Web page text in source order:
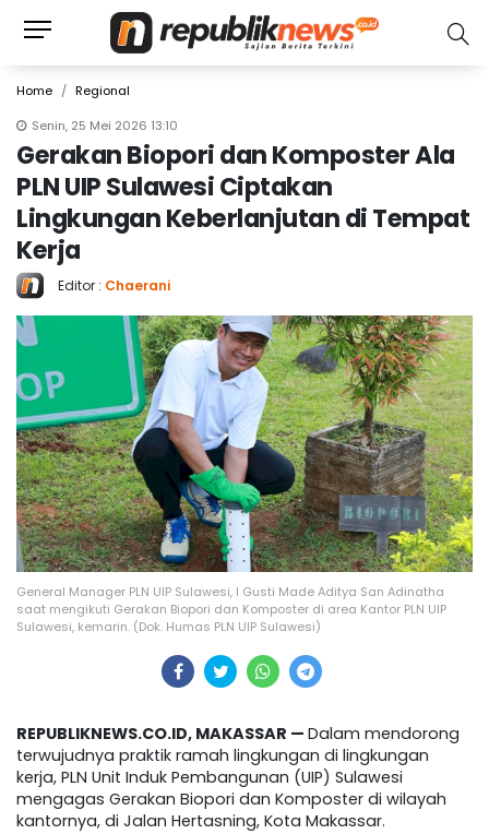
Home
Regional
Senin, 25 Mei 2026 13:10
Gerakan Biopori dan Komposter Ala
PLN UIP Sulawesi Ciptakan
Lingkungan Keberlanjutan di Tempat
Kerja
Editor : Chaerani
General Manager PLN UIP Sulawesi, I Gusti Made Aditya San Adinatha
saat mengikuti Gerakan Biopori dan Komposter di area Kantor PLN UIP
Sulawesi, kemarin. (Dok. Humas PLN UIP Sulawesi)
REPUBLIKNEWS.CO.ID, MAKASSAR — Dalam mendorong
terwujudnya praktik ramah lingkungan di lingkungan
kerja, PLN Unit Induk Pembangunan (UIP) Sulawesi
mengagas Gerakan Biopori dan Komposter di wilayah
kantornya, di Jalan Hertasning, Kota Makassar.